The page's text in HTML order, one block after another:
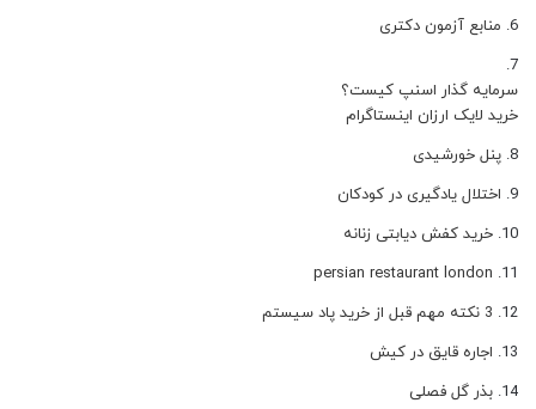
منابع آزمون دکتری
سرمایه گذار اسنپ کیست؟
خرید لایک ارزان اینستاگرام
پنل خورشیدی
اختلال یادگیری در کودکان
خرید کفش دیابتی زنانه
persian restaurant london
3 نکته مهم قبل از خرید پاد سیستم
اجاره قایق در کیش
بذر گل فصلی